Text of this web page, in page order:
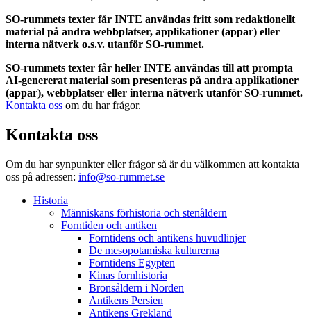
SO-rummets texter får INTE användas fritt som redaktionellt
material på andra webbplatser, applikationer (appar) eller
interna nätverk o.s.v. utanför SO-rummet.
SO-rummets texter får heller INTE användas till att prompta
AI-genererat material som presenteras på andra applikationer
(appar), webbplatser eller interna nätverk utanför SO-rummet.
Kontakta oss om du har frågor.
Kontakta oss
Om du har synpunkter eller frågor så är du välkommen att kontakta
oss på adressen: info@so-rummet.se
Historia
Människans förhistoria och stenåldern
Forntiden och antiken
Forntidens och antikens huvudlinjer
De mesopotamiska kulturerna
Forntidens Egypten
Kinas fornhistoria
Bronsåldern i Norden
Antikens Persien
Antikens Grekland